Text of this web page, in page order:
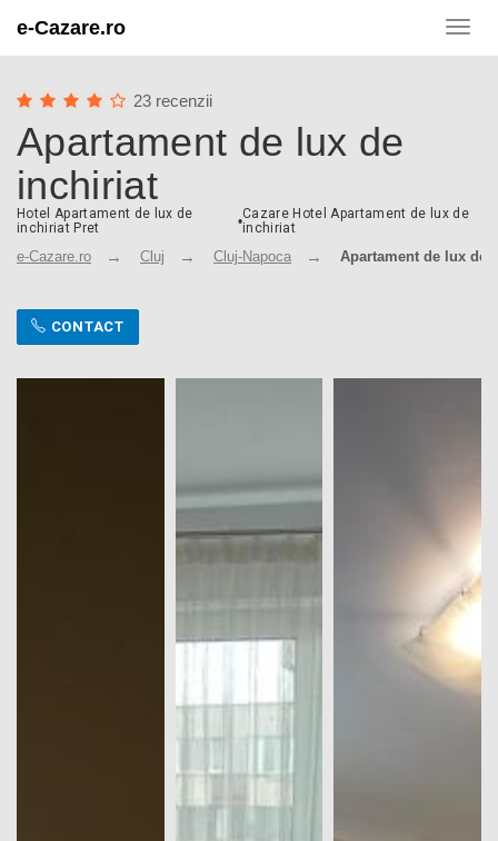
e-Cazare.ro
23 recenzii
Apartament de lux de
inchiriat
Hotel Apartament de lux de
inchiriat Pret
•Cazare Hotel Apartament de lux de
inchiriat
e-Cazare.ro Cluj Cluj-Napoca Apartament de lux de
CONTACT